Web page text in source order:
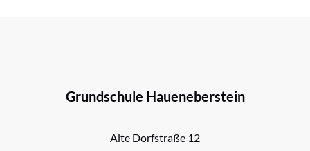
Grundschule Haueneberstein
Alte Dorfstraße 12